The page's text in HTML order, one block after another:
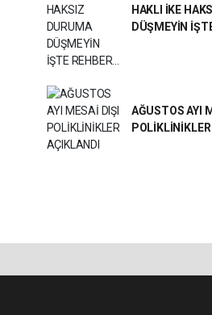
HAKLI İKE
DÜŞMEYİN
AĞUSTOS AYI